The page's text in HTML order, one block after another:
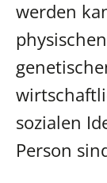
werden
sozialen
Person